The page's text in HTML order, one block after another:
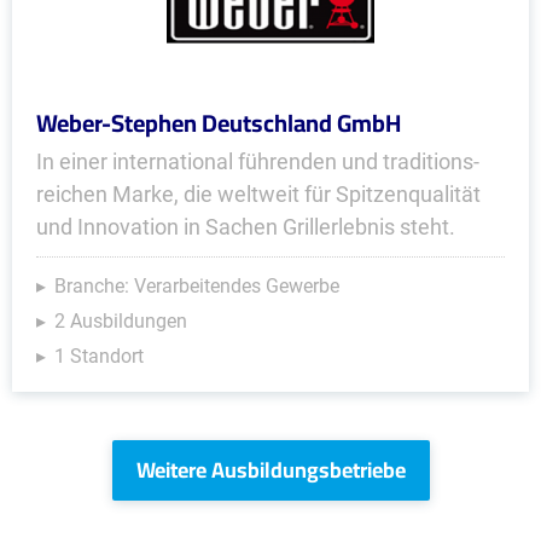
Weber-Stephen Deutschland GmbH
In einer international führenden und traditions­
reichen Marke, die weltweit für Spitzen­qualität
und Innovation in Sachen Grillerlebnis steht.
Branche: Verarbeitendes Gewerbe
2 Ausbildungen
1 Standort
Weitere Ausbildungsbetriebe